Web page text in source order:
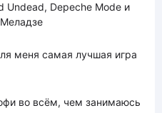
Undead, Depeche Mode и
меня самая лучшая игра
во всём, чем занимаюсь